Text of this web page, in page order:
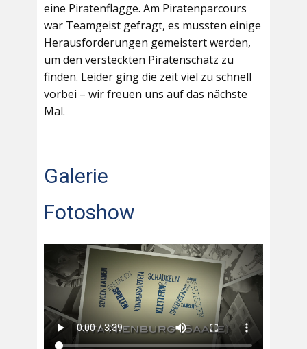
eine Piratenflagge. Am Piratenparcours
war Teamgeist gefragt, es mussten einige
Herausforderungen gemeistert werden,
um den versteckten Piratenschatz zu
finden. Leider ging die zeit viel zu schnell
vorbei – wir freuen uns auf das nächste
Mal.
Galerie
Fotoshow